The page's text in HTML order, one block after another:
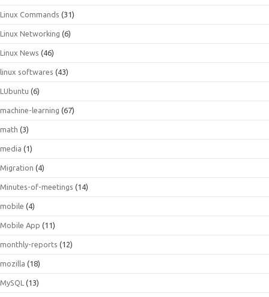
Linux Commands (31)
Linux Networking (6)
Linux News (46)
linux softwares (43)
LUbuntu (6)
machine-learning (67)
math (3)
media (1)
Migration (4)
Minutes-of-meetings (14)
mobile (4)
Mobile App (11)
monthly-reports (12)
mozilla (18)
MySQL (13)